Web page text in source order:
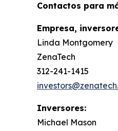
Contactos para
Empresa,
Linda Montgomery
ZenaTech
312-241-1415
Inversores:
Michael Mason